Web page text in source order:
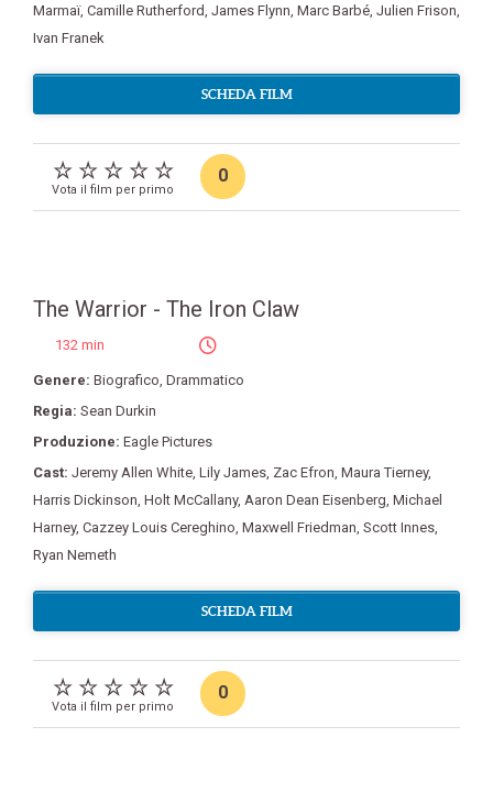
Marmaï, Camille Rutherford James Flynn Marc Barbé Julien Frison
Ivan Franek
SCHEDA FILM
Vota il film per primo
0
The Warrior - The Iron Claw
132 min
Genere: Biografico Drammatico
Regia: Sean Durkin
Produzione: Eagle Pictures
Cast: Jeremy Allen White Lily James Zac Efron Maura Tierney,
Harris Dickinson Holt McCallany, Aaron Dean Eisenberg Michael
Harney, Cazzey Louis Cereghino Maxwell Friedman Scott Innes
Ryan Nemeth
SCHEDA FILM
Vota il film per primo
0